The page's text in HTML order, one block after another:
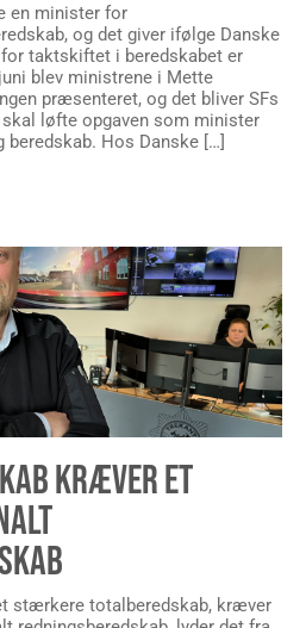
en minister for
og det giver ifølge Danske
taktskiftet i beredskabet er
blev ministrene i Mette
præsenteret, og det bliver SFs
løfte opgaven som minister
Hos Danske […]
KRÆVER ET
stærkere totalberedskab, kræver